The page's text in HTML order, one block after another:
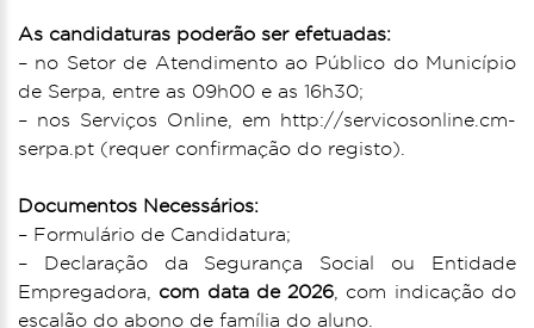
As candidaturas poderão ser efetuadas:
– no Setor de Atendimento ao Público do Município
de Serpa, entre as 09h00 e as 16h30;
– nos Serviços Online, em http://servicosonline.cm-
serpa.pt (requer confirmação do registo).
Documentos Necessários:
– Formulário de Candidatura;
– Declaração da Segurança Social ou Entidade
Empregadora, com data de 2026 , com indicação do
escalão do abono de família do aluno.